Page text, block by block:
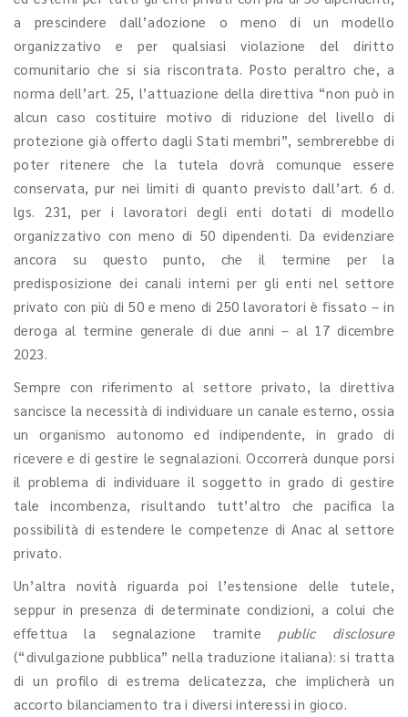
a prescindere dall’adozione o meno di un modello
organizzativo e per qualsiasi violazione del diritto
comunitario che si sia riscontrata. Posto peraltro che, a
norma dell’art. 25, l’attuazione della direttiva “non può in
alcun caso costituire motivo di riduzione del livello di
protezione già offerto dagli Stati membri”, sembrerebbe di
poter ritenere che la tutela dovrà comunque essere
conservata, pur nei limiti di quanto previsto dall’art. 6 d.
lgs. 231, per i lavoratori degli enti dotati di modello
organizzativo con meno di 50 dipendenti. Da evidenziare
ancora su questo punto, che il termine per la
predisposizione dei canali interni per gli enti nel settore
privato con più di 50 e meno di 250 lavoratori è fissato – in
deroga al termine generale di due anni – al 17 dicembre
2023.
Sempre con riferimento al settore privato, la direttiva
sancisce la necessità di individuare un canale esterno, ossia
un organismo autonomo ed indipendente, in grado di
ricevere e di gestire le segnalazioni. Occorrerà dunque porsi
il problema di individuare il soggetto in grado di gestire
tale incombenza, risultando tutt’altro che pacifica la
possibilità di estendere le competenze di Anac al settore
privato.
Un’altra novità riguarda poi l’estensione delle tutele,
seppur in presenza di determinate condizioni, a colui che
effettua la segnalazione tramite public disclosure
(“divulgazione pubblica” nella traduzione italiana): si tratta
di un profilo di estrema delicatezza, che implicherà un
accorto bilanciamento tra i diversi interessi in gioco.